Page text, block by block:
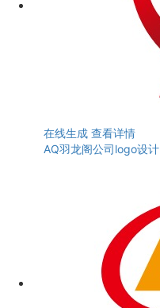
在线生成 查看详情
AQ羽龙阁公司logo设计